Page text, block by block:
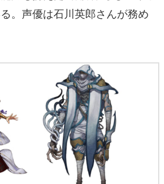
。声優は石川英郎さんが務め